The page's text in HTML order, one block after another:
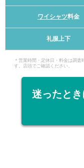
ワイシャツ料金
礼服上下
＊営業時間・定休日・料金は調
す。店頭でご確認ください。
迷ったと